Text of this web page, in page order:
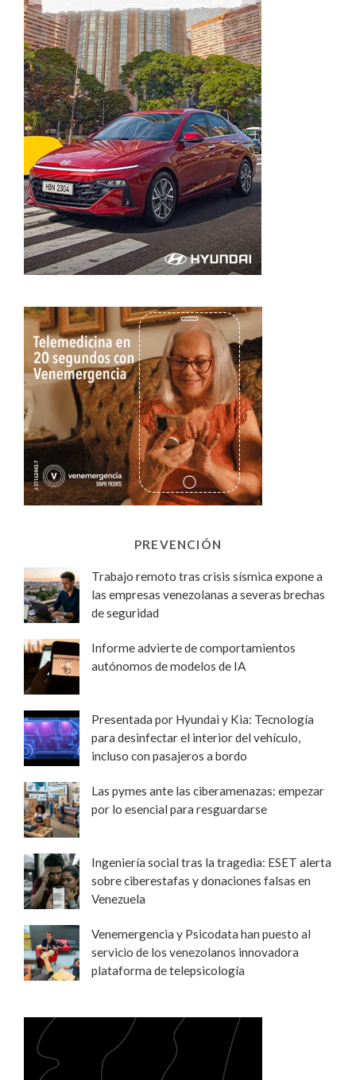
PREVENCIÓN
Trabajo remoto tras crisis sísmica expone a
las empresas venezolanas a severas brechas
de seguridad
Informe advierte de comportamientos
autónomos de modelos de IA
Presentada por Hyundai y Kia: Tecnología
para desinfectar el interior del vehículo,
incluso con pasajeros a bordo
Las pymes ante las ciberamenazas: empezar
por lo esencial para resguardarse
Ingeniería social tras la tragedia: ESET alerta
sobre ciberestafas y donaciones falsas en
Venezuela
Venemergencia y Psicodata han puesto al
servicio de los venezolanos innovadora
plataforma de telepsicología